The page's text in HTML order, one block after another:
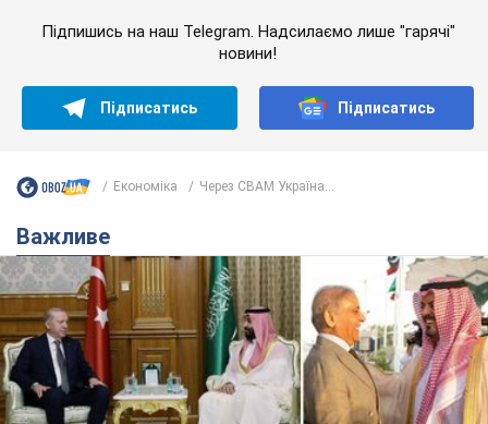
Підпишись на наш Telegram. Надсилаємо лише "гарячі"
новини!
Підписатись Підписатись
Економіка Через CBAM Україна...
Важливе